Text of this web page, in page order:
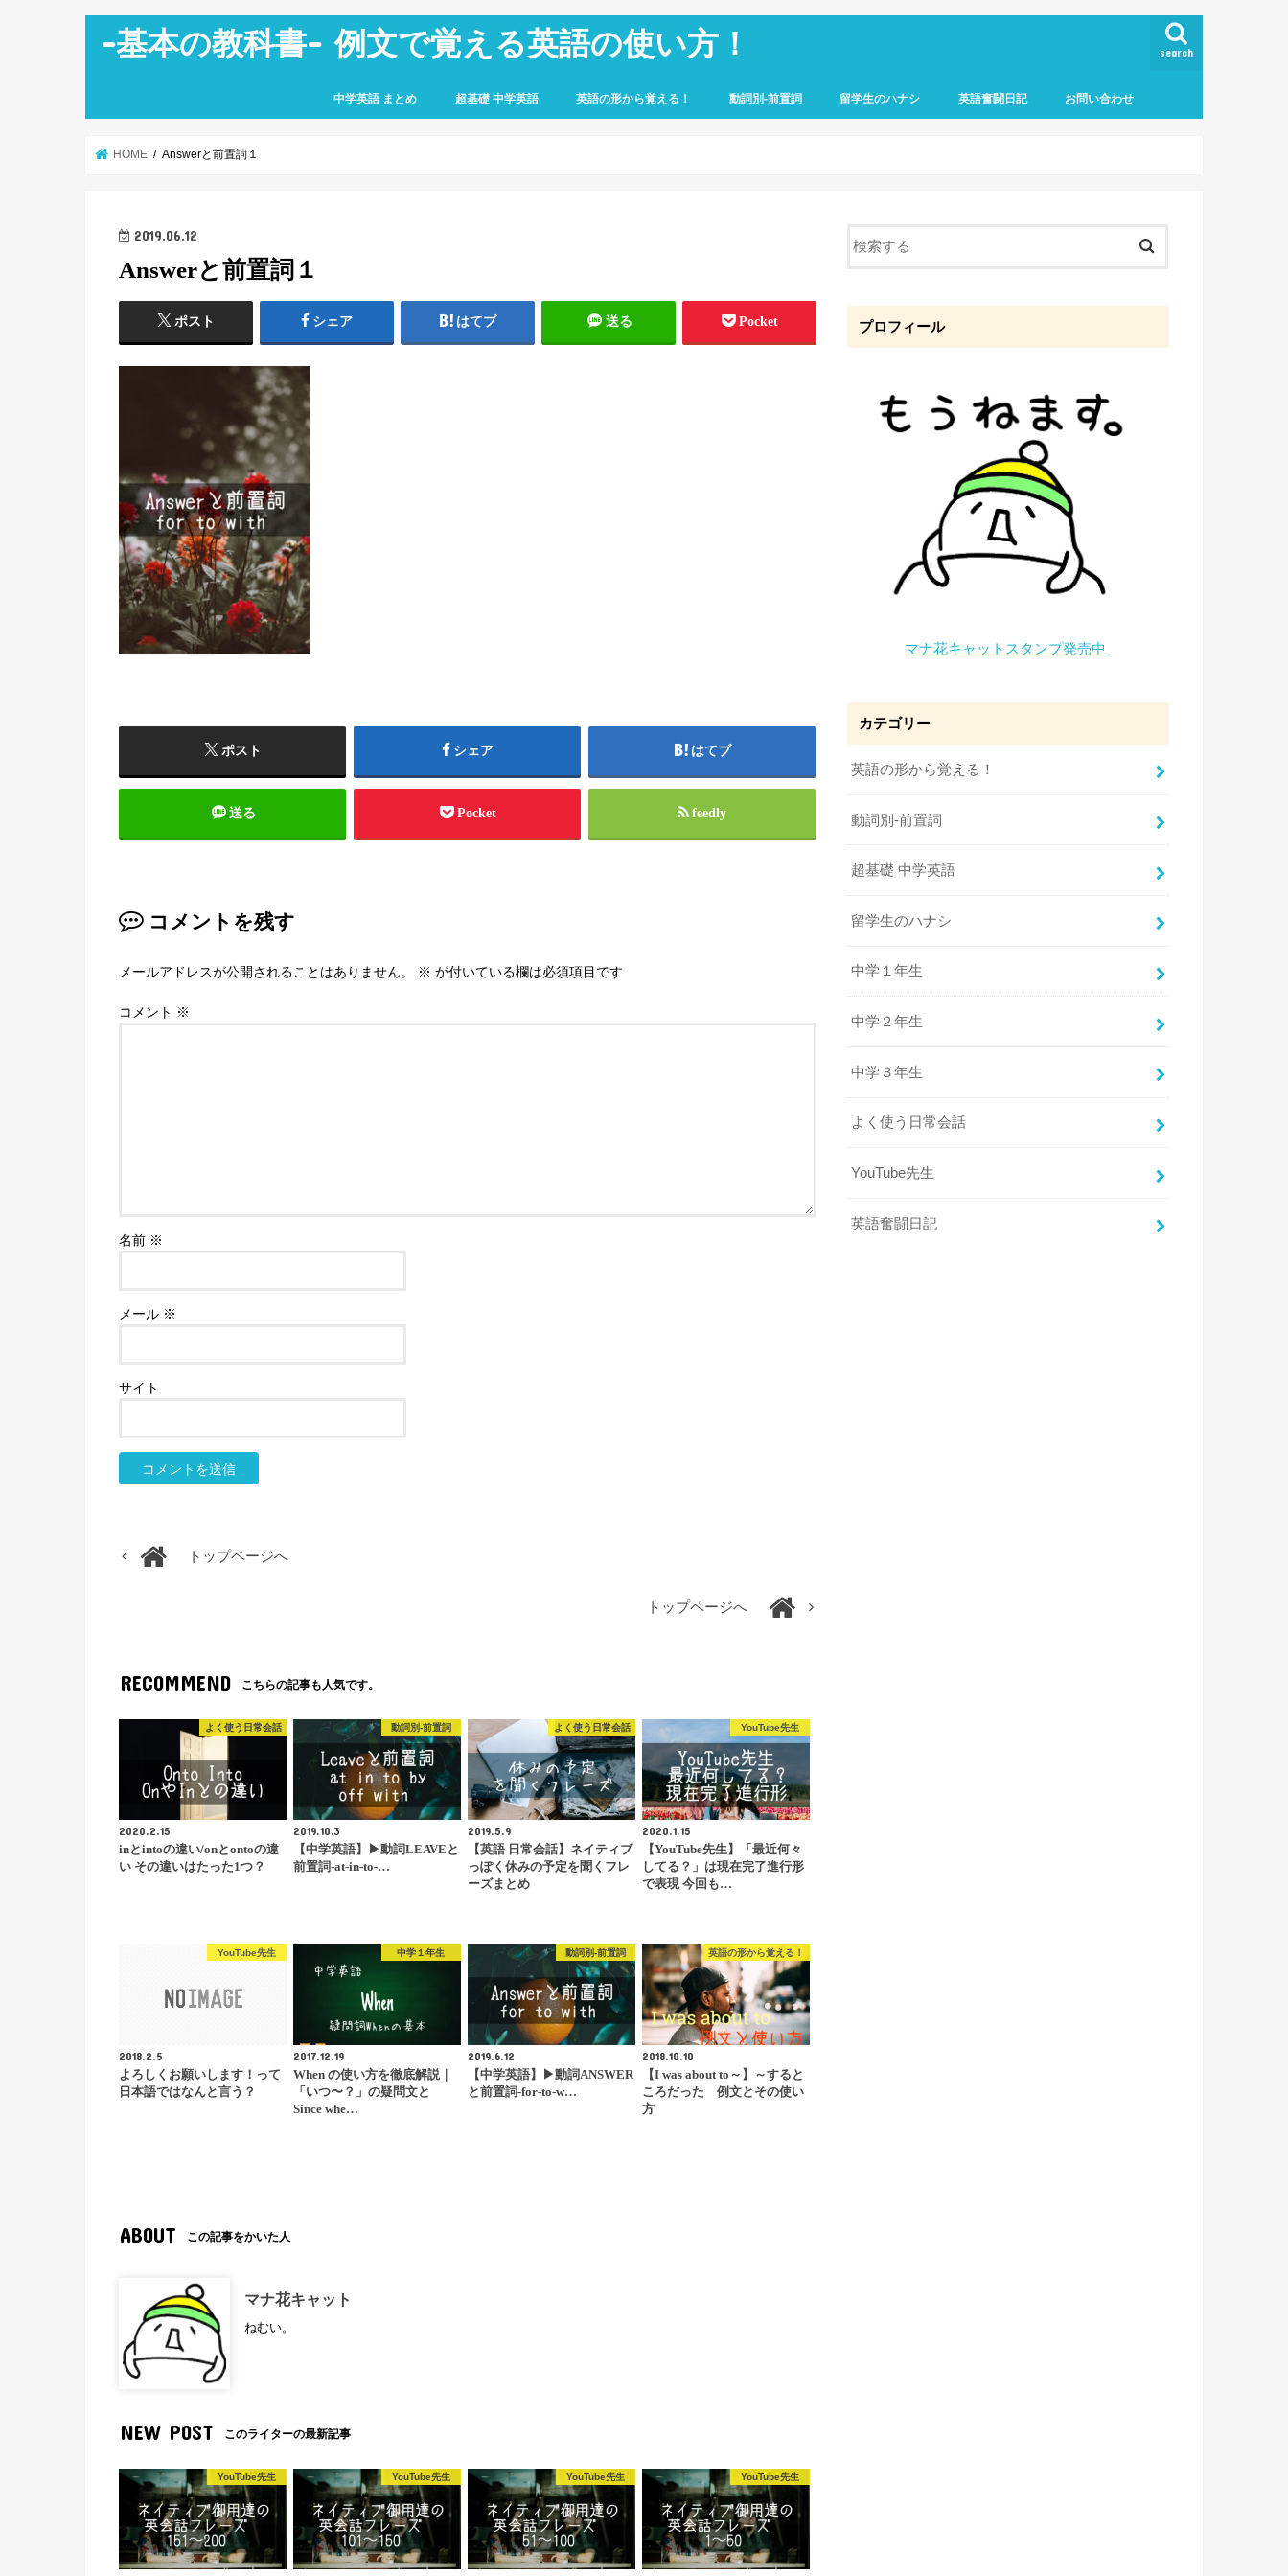
-基本の教科書- 例文で覚える英語の使い方！ search
中学英語 まとめ 超基礎 中学英語 英語の形から覚える！ 動詞別-前置詞 留学生のハナシ 英語奮闘日記 お問い合わせ
HOME Answerと前置詞１
2019.06.12
Answerと前置詞１
ポスト シェア はてブ 送る Pocket
ポスト シェア はてブ
送る Pocket feedly
コメントを残す
メールアドレスが公開されることはありません。 ※ が付いている欄は必須項目です
コメント ※
名前 ※
メール ※
サイト
トップページへ
トップページへ
RECOMMEND こちらの記事も人気です。
よく使う日常会話
2020.2.15
inとintoの違い/onとontoの違
い その違いはたった1つ？
動詞別-前置詞
2019.10.3
【中学英語】▶︎動詞LEAVEと
前置詞-at-in-to-…
よく使う日常会話
2019.5.9
【英語 日常会話】ネイティブ
っぽく休みの予定を聞くフレ
ーズまとめ
YouTube先生
2020.1.15
【YouTube先生】「最近何々
してる？」は現在完了進行形
で表現 今回も…
YouTube先生
2018.2.5
よろしくお願いします！って
日本語ではなんと言う？
中学１年生
2017.12.19
When の使い方を徹底解説｜
「いつ〜？」の疑問文と
Since whe…
動詞別-前置詞
2019.6.12
【中学英語】▶︎動詞ANSWER
と前置詞-for-to-w…
英語の形から覚える！
2018.10.10
【I was about to～】～すると
ころだった 例文とその使い
方
ABOUT この記事をかいた人
マナ花キャット
ねむい。
NEW POST このライターの最新記事
YouTube先生 YouTube先生 YouTube先生 YouTube先生
プロフィール
マナ花キャットスタンプ発売中
カテゴリー
英語の形から覚える！
動詞別-前置詞
超基礎 中学英語
留学生のハナシ
中学１年生
中学２年生
中学３年生
よく使う日常会話
YouTube先生
英語奮闘日記